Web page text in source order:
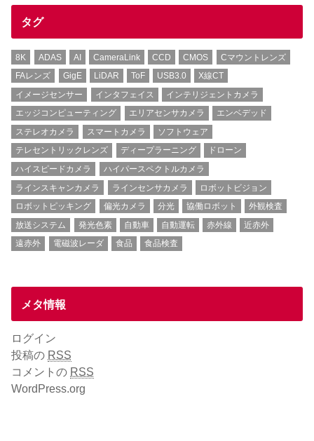
タグ
8K ADAS AI CameraLink CCD CMOS
Cマウントレンズ
FAレンズ
GigE LiDAR ToF USB3.0
X線CT
イメージセンサー
インタフェイス
インテリジェントカメラ
エッジコンピューティング
エリアセンサカメラ
エンベデッド
ステレオカメラ
スマートカメラ
ソフトウェア
テレセントリックレンズ
ディープラーニング
ドローン
ハイスピードカメラ
ハイパースペクトルカメラ
ラインスキャンカメラ
ラインセンサカメラ
ロボットビジョン
ロボットピッキング
偏光カメラ 分光 協働ロボット
外観検査
放送システム
発光色素 自動車 自動運転 赤外線
近赤外
遠赤外
電磁波レーダ 食品 食品検査
メタ情報
ログイン
投稿の RSS
コメントの RSS
WordPress.org